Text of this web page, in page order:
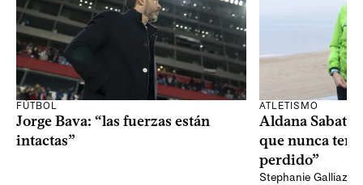
FÚTBOL
Jorge Bava: “las fuerzas están
intactas”
ATLETISMO
Aldana
que nunca
perdido”
Stephanie Galliazzi